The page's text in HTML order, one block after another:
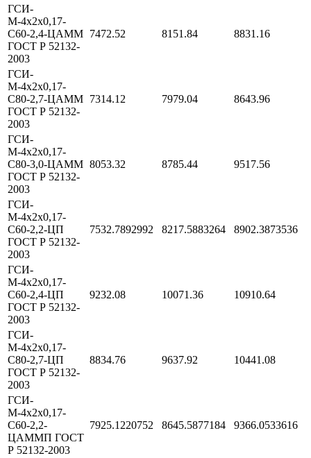
ГСИ-
М-4х2х0,17-
С60-2,4-ЦАММ
ГОСТ Р 52132-
2003
7472.52 8151.84 8831.16
ГСИ-
М-4х2х0,17-
С80-2,7-ЦАММ
ГОСТ Р 52132-
2003
7314.12 7979.04 8643.96
ГСИ-
М-4х2х0,17-
С80-3,0-ЦАММ
ГОСТ Р 52132-
2003
8053.32 8785.44 9517.56
ГСИ-
М-4х2х0,17-
С60-2,2-ЦП
ГОСТ Р 52132-
2003
7532.7892992 8217.5883264 8902.3873536
ГСИ-
М-4х2х0,17-
С60-2,4-ЦП
ГОСТ Р 52132-
2003
9232.08 10071.36 10910.64
ГСИ-
М-4х2х0,17-
С80-2,7-ЦП
ГОСТ Р 52132-
2003
8834.76 9637.92 10441.08
ГСИ-
М-4х2х0,17-
С60-2,2-
ЦАММП ГОСТ
Р 52132-2003
7925.1220752 8645.5877184 9366.0533616